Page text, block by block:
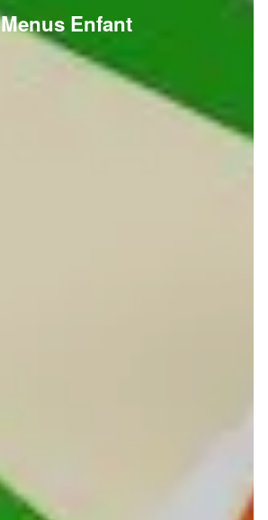
Menus Enfant